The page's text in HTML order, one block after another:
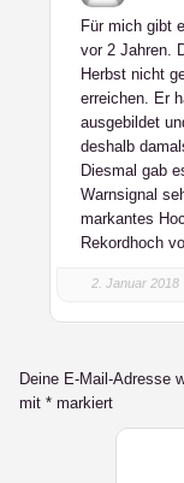
Für mich gibt
vor 2 Jahren.
Herbst nicht
erreichen. Er
ausgebildet
deshalb
Diesmal gab
Warnsignal
markantes
Rekordhoch
2. Januar 2018
Deine E-Mail-Adresse
mit * markiert